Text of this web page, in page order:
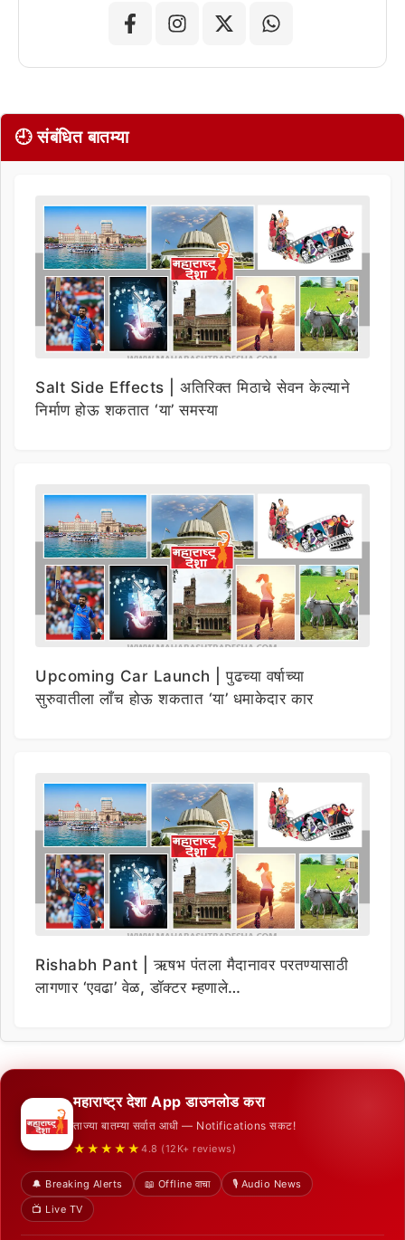
🕘 संबंधित बातम्या
Salt Side Effects | अतिरिक्त मिठाचे सेवन केल्याने
निर्माण होऊ शकतात ‘या’ समस्या
Upcoming Car Launch | पुढच्या वर्षाच्या
सुरुवातीला लाँच होऊ शकतात ‘या’ धमाकेदार कार
Rishabh Pant | ऋषभ पंतला मैदानावर परतण्यासाठी
लागणार ‘एवढा’ वेळ, डॉक्टर म्हणाले…
महाराष्ट्र देशा App डाउनलोड करा
ताज्या बातम्या सर्वात आधी — Notifications सकट!
★★★★★ 4.8 (12K+ reviews)
🔔 Breaking Alerts 📖 Offline वाचा
🎙️ Audio News
📺 Live TV